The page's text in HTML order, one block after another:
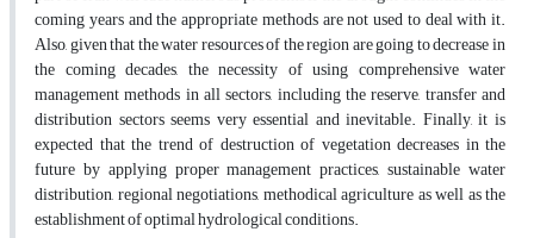
coming years and the appropriate methods are not used to deal with it.
Also, given that the water resources of the region are going to decrease in
the coming decades, the necessity of using comprehensive water
management methods in all sectors, including the reserve, transfer and
distribution sectors seems very essential and inevitable. Finally, it is
expected that the trend of destruction of vegetation decreases in the
future by applying proper management practices, sustainable water
distribution, regional negotiations, methodical agriculture as well as the
establishment of optimal hydrological conditions.